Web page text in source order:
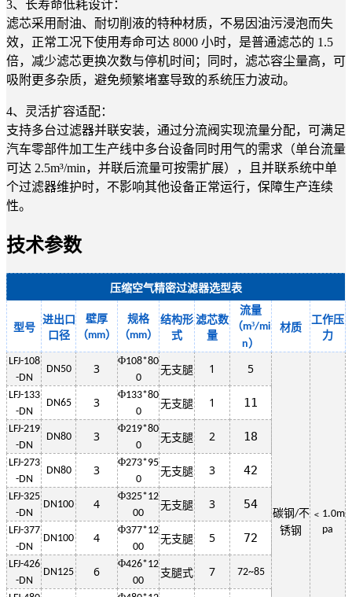
3、长寿命低耗设计：
滤芯采用耐油、耐切削液的特种材质，不易因油污浸泡而失
效，正常工况下使用寿命可达 8000 小时，是普通滤芯的 1.5
倍，减少滤芯更换次数与停机时间；同时，滤芯容尘量高，可
吸附更多杂质，避免频繁堵塞导致的系统压力波动。
4、灵活扩容适配：
支持多台过滤器并联安装，通过分流阀实现流量分配，可满足
汽车零部件加工生产线中多台设备同时用气的需求（单台流量
可达 2.5m³/min，并联后流量可按需扩展），且并联系统中单
个过滤器维护时，不影响其他设备正常运行，保障生产连续
性。
技术参数
压缩空气精密过滤器选型表
型号
进出口
口径
壁厚
（mm）
规格
（mm）
结构形
式
滤芯数
量
流量
（m³/mi
n）
材质
工作压
力
LFJ-108
-DN
DN50 3
Φ108*80
0
无支腿 1 5
碳钢/不
锈钢
﹤ 1.0m
pa
LFJ-133
-DN
DN65 3
Φ133*80
0
无支腿 1 11
LFJ-219
-DN
DN80 3
Φ219*80
0
无支腿 2 18
LFJ-273
-DN
DN80 3
Φ273*95
0
无支腿 3 42
LFJ-325
-DN
DN100 4
Φ325*12
00
无支腿 3 54
LFJ-377
-DN
DN100 4
Φ377*12
00
无支腿 5 72
LFJ-426
-DN
DN125 6
Φ426*12
00
支腿式 7 72~85